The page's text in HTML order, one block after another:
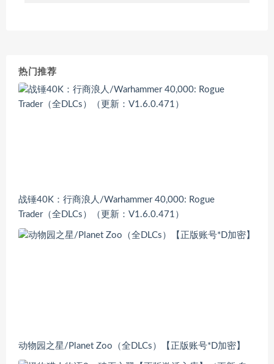
热门推荐
战锤40K：行商浪人/Warhammer 40,000: Rogue
Trader（全DLCs）（更新：V1.6.0.471）
动物园之星/Planet Zoo（全DLCs）【正版账号*D加密】